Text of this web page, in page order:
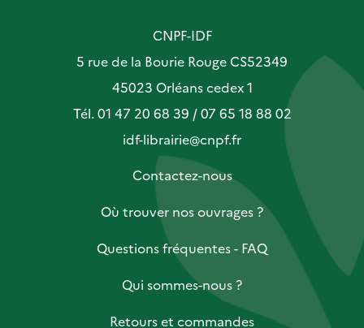
CNPF-IDF
5 rue de la Bourie Rouge CS52349
45023 Orléans cedex 1
Tél. 01 47 20 68 39 / 07 65 18 88 02
idf-librairie@cnpf.fr
Contactez-nous
Où trouver nos ouvrages ?
Questions fréquentes - FAQ
Qui sommes-nous ?
Retours et commandes